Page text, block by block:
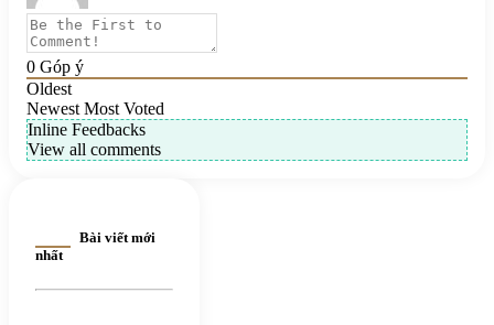
0 Góp ý
Oldest
Newest Most Voted
Inline Feedbacks
View all comments
Bài viết mới
nhất